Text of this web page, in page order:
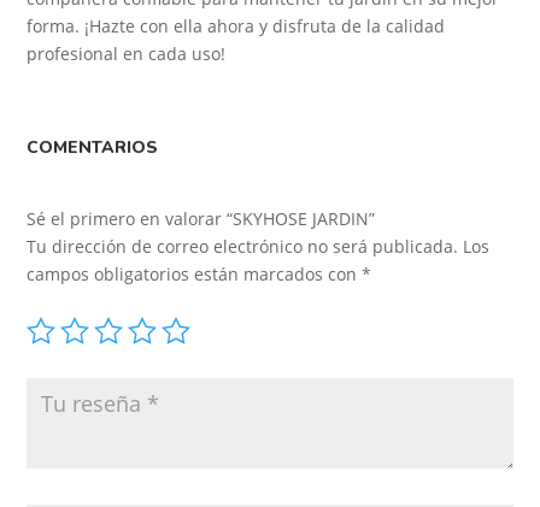
forma. ¡Hazte con ella ahora y disfruta de la calidad
profesional en cada uso!
COMENTARIOS
Sé el primero en valorar “SKYHOSE JARDIN”
Tu dirección de correo electrónico no será publicada. Los
campos obligatorios están marcados con*